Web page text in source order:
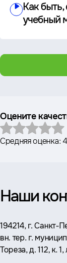
Как быть,
учебный
Оцените
Средняя оценка:
Наши
Адрес:
194214, г. Санкт-
вн. тер. г.
Тореза, д. 112, к.